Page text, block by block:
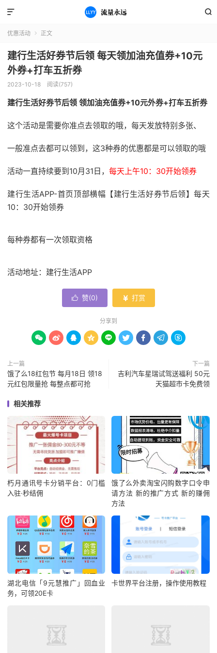


优惠活动  正文
建行生活好券节后领 每天领加油充值券+10元
外券+打车五折券
2023-10-18 阅读(757)
建行生活好券节后领 领加油充值券+10元外券+打车五折券
这个活动是需要你准点去领取的哦，每天发放特别多张、
一般准点去都可以领到，这3种券的优惠都是可以领取的哦
活动一直持续要到10月31日， 每天上午10：30开始领券
建行生活APP-首页顶部横幅【建行生活好券节后领】每天
10：30开始领券
每种券都有一次领取资格
活动地址：建行生活APP
 赞(0)  打赏
分享到
        
上一篇
饿了么18红包节 每月18日 领18
元红包限量抢 每整点都可抢
下一篇
吉利汽车星瑞试驾送福利 50元
天猫超市卡免费领
相关推荐
朽月通讯号卡分销平台：0门槛
入驻·秒结佣
饿了么外卖淘宝闪购数字口令申
请方法 新的推广方式 新的赚佣
方法
湖北电信「9元慧推广」回血业
务，可领20E卡
卡世界平台注册，操作使用教程